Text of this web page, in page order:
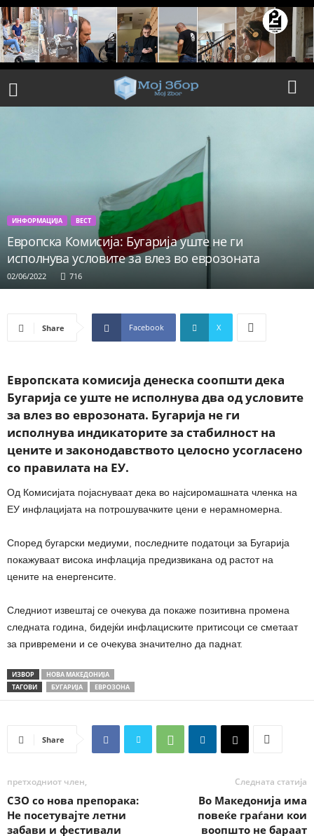
ИНФОРМАЦИЈА ВЕСТ
Европска Комисија: Бугарија уште не ги
исполнува условите за влез во еврозоната
02/06/2022 716
Share Facebook X
Европската комисија денеска соопшти дека
Бугарија се уште не исполнува два од условите
за влез во еврозоната. Бугарија не ги
исполнува индикаторите за стабилност на
цените и законодавството целосно усогласено
со правилата на ЕУ.
Од Комисијата појаснуваат дека во најсиромашната членка на
ЕУ инфлацијата на потрошувачките цени е нерамномерна.
Според бугарски медиуми, последните податоци за Бугарија
покажуваат висока инфлација предизвикана од растот на
цените на енергенсите.
Следниот извештај се очекува да покаже позитивна промена
следната година, бидејќи инфлациските притисоци се сметаат
за привремени и се очекува значително да паднат.
ИЗВОР
НОВА МАКЕДОНИЈА
ТАГОВИ
БУГАРИЈА ЕВРОЗОНА
Share
претходниот член,
СЗО со нова препорака:
Не посетувајте летни
забави и фестивали
Следната статија
Во Македонија има
повеќе граѓани кои
воопшто не бараат